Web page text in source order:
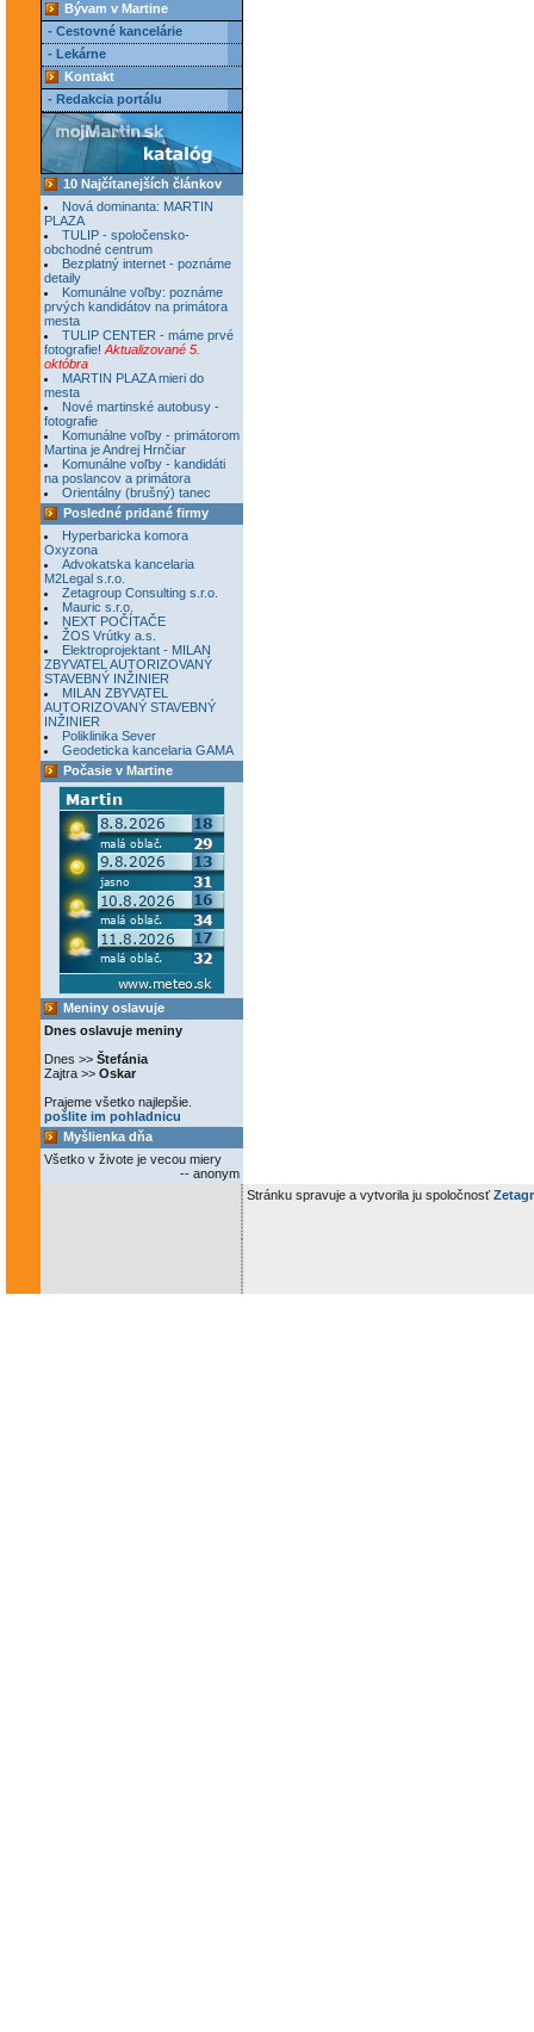
Bývam v Martine
- Cestovné kancelárie
- Lekárne
Kontakt
- Redakcia portálu
10 Najčítanejších článkov
Nová dominanta: MARTIN
PLAZA
TULIP - spoločensko-
obchodné centrum
Bezplatný internet - poznáme
detaily
Komunálne voľby: poznáme
prvých kandidátov na primátora
mesta
TULIP CENTER - máme prvé
fotografie! Aktualizované 5.
októbra
MARTIN PLAZA mieri do
mesta
Nové martinské autobusy -
fotografie
Komunálne voľby - primátorom
Martina je Andrej Hrnčiar
Komunálne voľby - kandidáti
na poslancov a primátora
Orientálny (brušný) tanec
Posledné pridané firmy
Hyperbaricka komora
Oxyzona
Advokatska kancelaria
M2Legal s.r.o.
Zetagroup Consulting s.r.o.
Mauric s.r.o.
NEXT POČÍTAČE
ŽOS Vrútky a.s.
Elektroprojektant - MILAN
ZBYVATEL AUTORIZOVANÝ
STAVEBNÝ INŽINIER
MILAN ZBYVATEL
AUTORIZOVANÝ STAVEBNÝ
INŽINIER
Poliklinika Sever
Geodeticka kancelaria GAMA
Počasie v Martine
Meniny oslavuje
Dnes oslavuje meniny
Dnes >> Štefánia
Zajtra >> Oskar
Prajeme všetko najlepšie.
pošlite im pohladnicu
Myšlienka dňa
Všetko v živote je vecou miery
-- anonym
Stránku spravuje a vytvorila ju spoločnosť